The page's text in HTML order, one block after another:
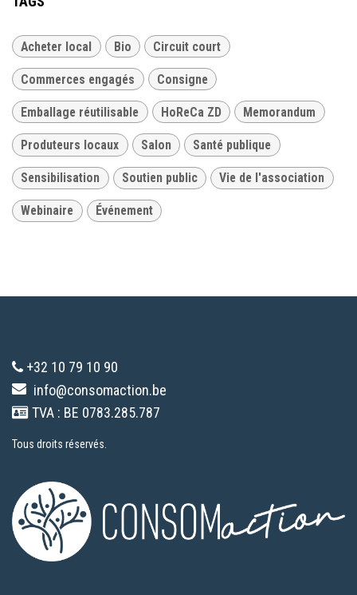
Acheter local Bio Circuit court
Commerces engagés Consigne
Emballage réutilisable HoReCa ZD Memorandum
Produteurs locaux Salon Santé publique
Sensibilisation Soutien public Vie de l'association
Webinaire Événement
+32 10 79 10 90
info@consomaction.be
TVA : BE 0783.285.787
Tous droits réservés.